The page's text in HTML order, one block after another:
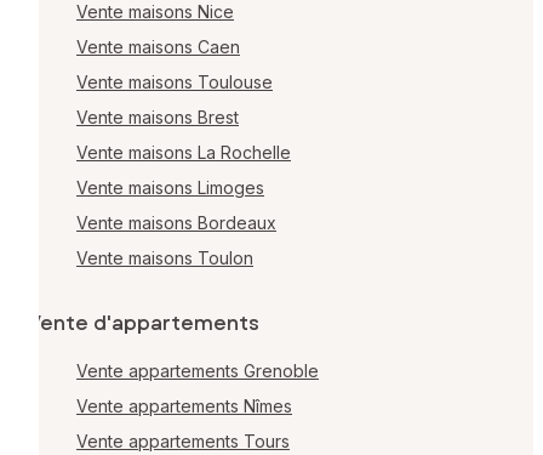
Vente maisons Nice
Vente maisons Caen
Vente maisons Toulouse
Vente maisons Brest
Vente maisons La Rochelle
Vente maisons Limoges
Vente maisons Bordeaux
Vente maisons Toulon
Vente d'appartements
Vente appartements Grenoble
Vente appartements Nîmes
Vente appartements Tours